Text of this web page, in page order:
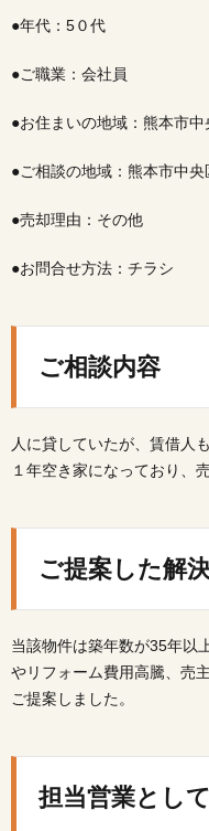
た解
4.
営業
て大
要点
●年代：5０代
●ご職業：会社員
●お住まいの地域：熊本市
●ご相談の地域：熊本市中央
●売却理由：その他
●お問合せ方法：チラシ
ご相談内容
人に貸していたが、賃借人
１年空き家になっており、
ご提案した解
当該物件は築年数が35年以
やリフォーム費用高騰、売
ご提案しました。
担当営業とし